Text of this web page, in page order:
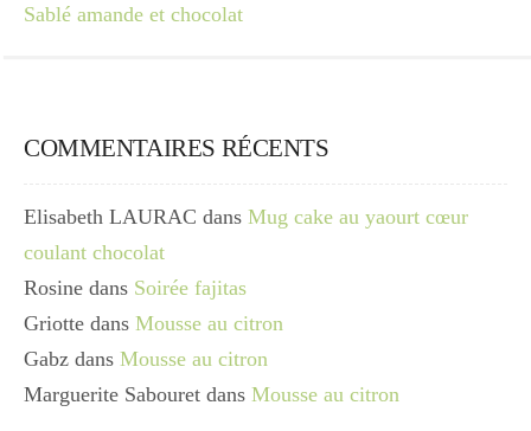
Sablé amande et chocolat
COMMENTAIRES RÉCENTS
Elisabeth LAURAC dans Mug cake au yaourt cœur
coulant chocolat
Rosine dans Soirée fajitas
Griotte dans Mousse au citron
Gabz dans Mousse au citron
Marguerite Sabouret dans Mousse au citron